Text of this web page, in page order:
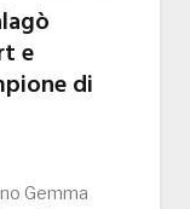
e
di
Gemma